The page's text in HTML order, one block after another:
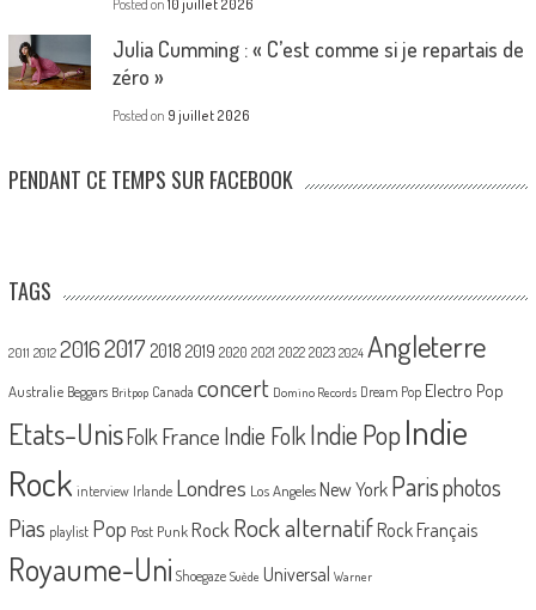
Posted on 10 juillet 2026
Julia Cumming : « C’est comme si je repartais de
zéro »
Posted on 9 juillet 2026
PENDANT CE TEMPS SUR FACEBOOK
TAGS
2011 2012 20162017 2018 2019 2020 2021 2022 2023 2024 Angleterre
Australie Beggars Britpop Canada concert Domino Records Dream Pop Electro Pop
Etats-UnisFolk France Indie FolkIndie PopIndie
Rock interview Irlande Londres Los Angeles New York Parisphotos
Pias playlist Pop Post Punk Rock Rock alternatif Rock Français
Royaume-Uni Shoegaze Suède Universal Warner